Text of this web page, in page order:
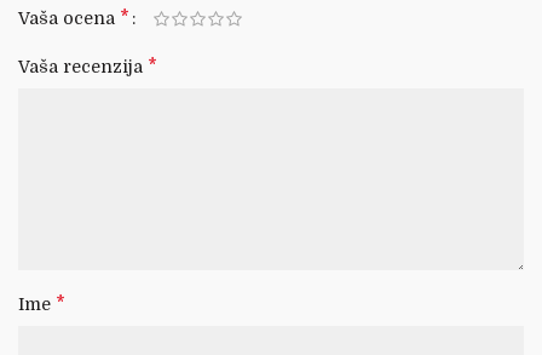
Vaša ocena *
Vaša recenzija *
Ime *